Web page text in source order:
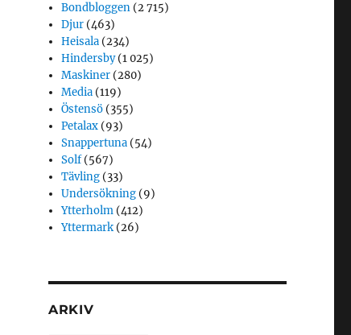
Bondbloggen (2 715)
Djur (463)
Heisala (234)
Hindersby(1 025)
Maskiner (280)
Media (119)
Östensö (355)
Petalax (93)
Snappertuna (54)
Solf(567)
Tävling (33)
Undersökning (9)
Ytterholm (412)
Yttermark (26)
ARKIV